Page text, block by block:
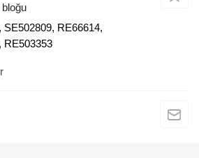
SE502809, RE66614,
RE503353